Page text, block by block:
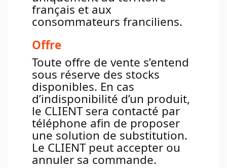
français et aux
consommateurs franciliens.
Offre
Toute offre de vente s’entend
sous réserve des stocks
disponibles. En cas
d’indisponibilité d’un produit,
le CLIENT sera contacté par
téléphone afin de proposer
une solution de substitution.
Le CLIENT peut accepter ou
annuler sa commande.